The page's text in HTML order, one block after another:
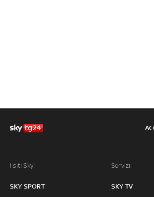
I siti Sky:
SKY SPORT
Servizi:
SKY TV